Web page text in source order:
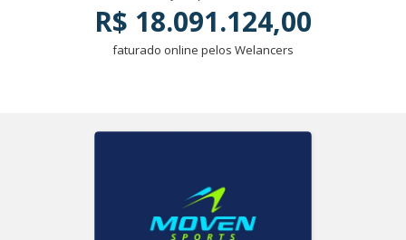
R$ 18.091.124,00
faturado online pelos Welancers